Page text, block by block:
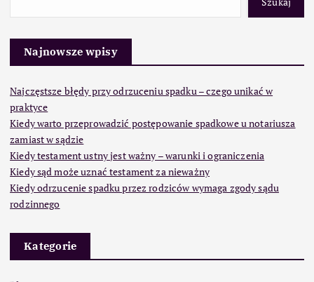
Najnowsze wpisy
Najczęstsze błędy przy odrzuceniu spadku – czego unikać w
praktyce
Kiedy warto przeprowadzić postępowanie spadkowe u notariusza
zamiast w sądzie
Kiedy testament ustny jest ważny – warunki i ograniczenia
Kiedy sąd może uznać testament za nieważny
Kiedy odrzucenie spadku przez rodziców wymaga zgody sądu
rodzinnego
Kategorie